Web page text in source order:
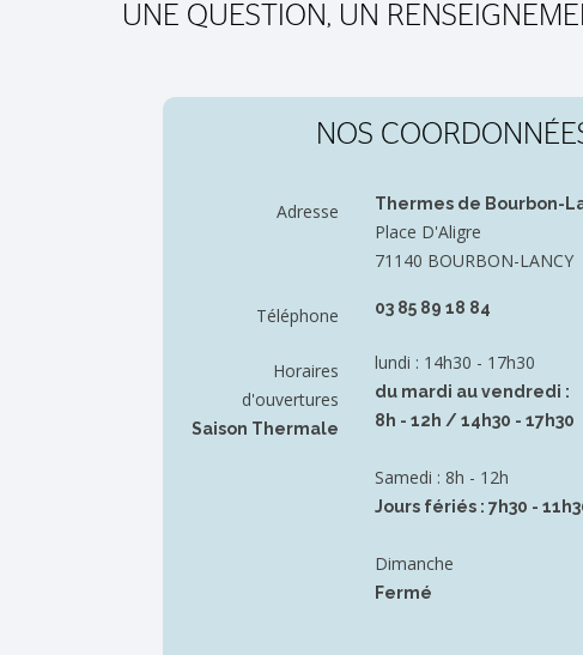
UNE QUESTION, UN
NOS
Adresse Thermes de Bourbon-
Place D'Aligre
71140 BOURBON-LANCY
Téléphone 03 85 89 18 84
Horaires
d'ouvertures
Saison Thermale
lundi : 14h30 - 17h30
du mardi au vendredi :
8h - 12h / 14h30 - 17h30
Samedi : 8h - 12h
Jours fériés : 7h30 -
Dimanche
Fermé